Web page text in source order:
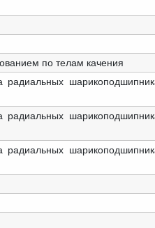
по телам качения